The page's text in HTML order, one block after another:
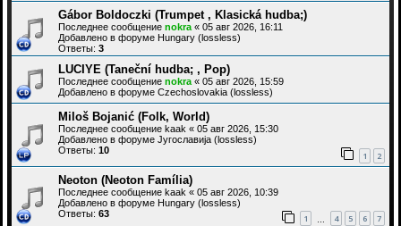
Gábor Boldoczki (Trumpet , Klasická hudba;)
Последнее сообщение nokra « 05 авг 2026, 16:11
Добавлено в форуме Hungary (lossless)
Ответы: 3
LUCIYE (Taneční hudba; , Pop)
Последнее сообщение nokra « 05 авг 2026, 15:59
Добавлено в форуме Czechoslovakia (lossless)
Miloš Bojanić (Folk, World)
Последнее сообщение kaak « 05 авг 2026, 15:30
Добавлено в форуме Југославија (lossless)
Ответы: 10 1 2
Neoton (Neoton Família)
Последнее сообщение kaak « 05 авг 2026, 10:39
Добавлено в форуме Hungary (lossless)
Ответы: 63 1 4 5 6 7